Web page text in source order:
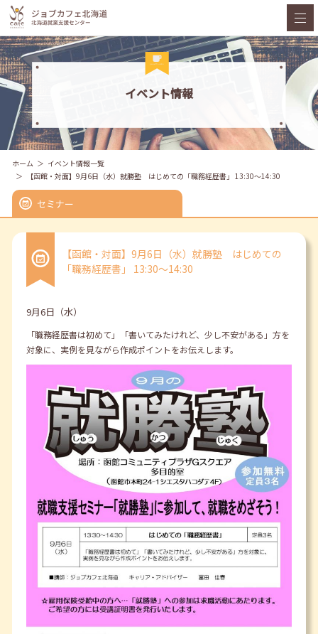
イベント情報
ホーム
イベント情報一覧
【函館・対面】9月6日（水）就勝塾 はじめての「職務経歴書」 13:30～14:30
セミナー
【函館・対面】9月6日（水）就勝塾 はじめての
「職務経歴書」 13:30～14:30
9月6日（水）
「職務経歴書は初めて」「書いてみたけれど、少し不安がある」方を
対象に、実例を見ながら作成ポイントをお伝えします。